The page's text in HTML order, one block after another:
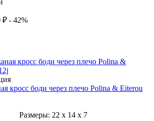
₽ - 42%
кросс боди через плечо Polina & Eiterou
Размеры: 22 x 14 x 7